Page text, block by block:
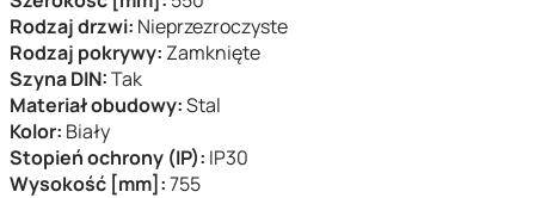
Rodzaj drzwi: Nieprzezroczyste
Rodzaj pokrywy: Zamknięte
Szyna DIN:Tak
Materiał obudowy:Stal
Kolor: Biały
Stopień ochrony (IP): IP30
Wysokość [mm]:755